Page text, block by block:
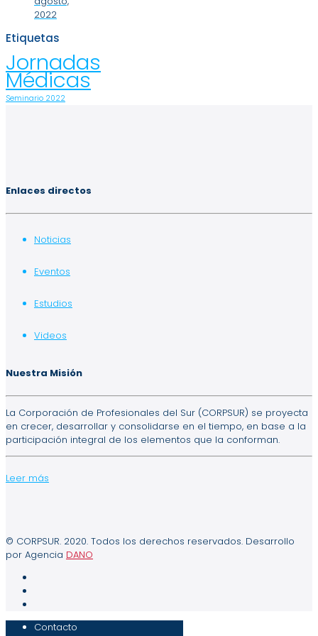
2022
Etiquetas
Jornadas
Médicas
Seminario 2022
Enlaces directos
Noticias
Eventos
Estudios
Videos
Nuestra Misión
La Corporación de Profesionales del Sur (CORPSUR) se proyecta
en crecer, desarrollar y consolidarse en el tiempo, en base a la
participación integral de los elementos que la conforman.
Leer más
© CORPSUR. 2020. Todos los derechos reservados. Desarrollo
por Agencia DANO
Contacto